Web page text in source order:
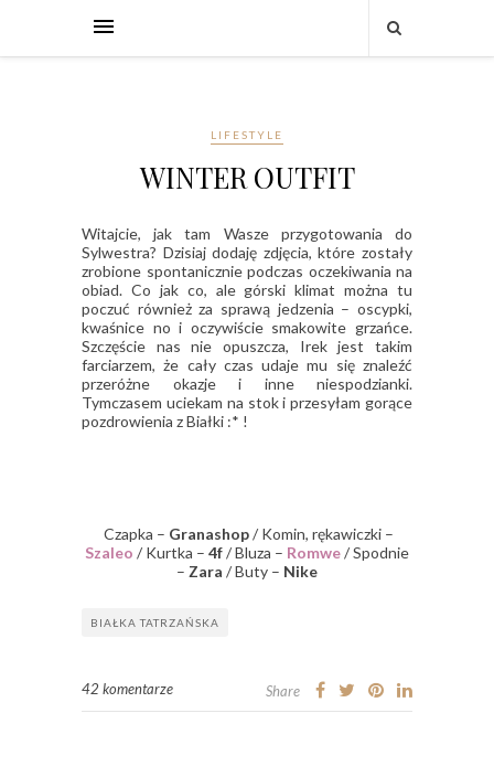
LIFESTYLE
WINTER OUTFIT
Witajcie, jak tam Wasze przygotowania do
Sylwestra? Dzisiaj dodaję zdjęcia, które zostały
zrobione spontanicznie podczas oczekiwania na
obiad. Co jak co, ale górski klimat można tu
poczuć również za sprawą jedzenia – oscypki,
kwaśnice no i oczywiście smakowite grzańce.
Szczęście nas nie opuszcza, Irek jest takim
farciarzem, że cały czas udaje mu się znaleźć
przeróżne okazje i inne niespodzianki.
Tymczasem uciekam na stok i przesyłam gorące
pozdrowienia z Białki :* !
Czapka – Granashop/ Komin, rękawiczki –
Szaleo / Kurtka – 4f/ Bluza – Romwe/ Spodnie
– Zara / Buty – Nike
BIAŁKA TATRZAŃSKA
42 komentarze Share